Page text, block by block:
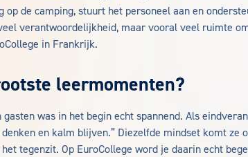
op de camping, stuurt het personeel aan en
verantwoordelijkheid, maar vooral veel ruimte
in Frankrijk.
leermomenten?
was in het begin echt spannend. Als
en kalm blijven.” Diezelfde mindset komt ze
tegenzit. Op EuroCollege word je daarin echt